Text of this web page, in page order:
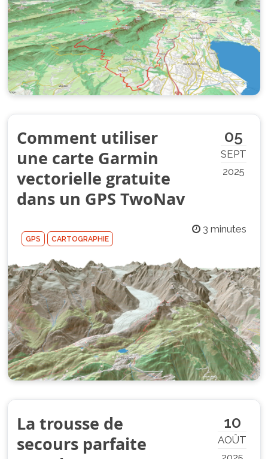
05
SEPT
2025
Comment utiliser
une carte Garmin
vectorielle gratuite
dans un GPS TwoNav
3 minutes
GPS CARTOGRAPHIE
10
AOÛT
La trousse de
secours parfaite